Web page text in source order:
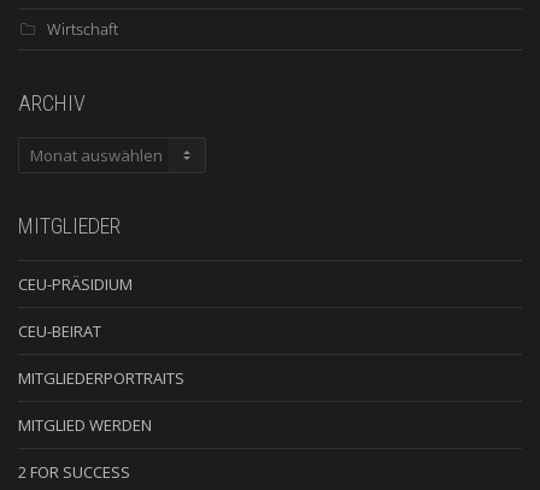
Wirtschaft
ARCHIV
ARCHIV
MITGLIEDER
CEU-PRÄSIDIUM
CEU-BEIRAT
MITGLIEDERPORTRAITS
MITGLIED WERDEN
2 FOR SUCCESS